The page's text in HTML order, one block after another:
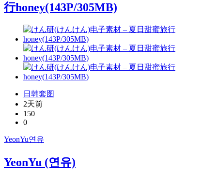
行honey(143P/305MB)
日韩套图
2天前
150
0
YeonYu연유
YeonYu (연유)